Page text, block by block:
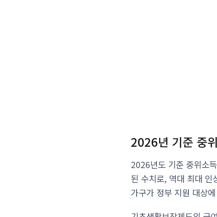
2026년 기준 중
2026년도 기준 중위소
된 수치로, 역대 최대
가구가 정부 지원 대상